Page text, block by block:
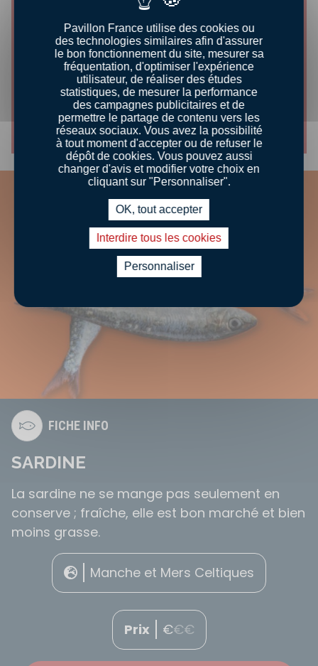
CONSEILS DÉGUSTATION
CUISSON AU FOUR
Découvrir le conseil
FICHE INFO
SARDINE
La sardine ne se mange pas seulement en
conserve ; fraîche, elle est bon marché et bien
moins grasse.
Manche et Mers Celtiques
Prix €€€
Pavillon France utilise des cookies ou
des technologies similaires afin d'assurer
le bon fonctionnement du site, mesurer sa
fréquentation, d'optimiser l'expérience
utilisateur, de réaliser des études
statistiques, de mesurer la performance
des campagnes publicitaires et de
permettre le partage de contenu vers les
réseaux sociaux. Vous avez la possibilité
à tout moment d'accepter ou de refuser le
dépôt de cookies. Vous pouvez aussi
changer d'avis et modifier votre choix en
cliquant sur "Personnaliser".
OK, tout accepter
Interdire tous les cookies
Personnaliser